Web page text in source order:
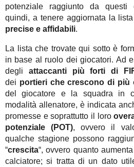
potenziale raggiunto da questi
quindi, a tenere aggiornata la
precise e affidabili.
La lista che trovate qui sotto è
in base al ruolo dei giocatori. Ad
degli attaccanti più forti di
dei portieri che crescono di più
del giocatore e la squadra in
modalità allenatore, è indicata
promesse e soprattutto il loro
potenziale (POT), ovvero il
qualche stagione possono
“crescita“, ovvero quanto
calciatore; si tratta di un dato